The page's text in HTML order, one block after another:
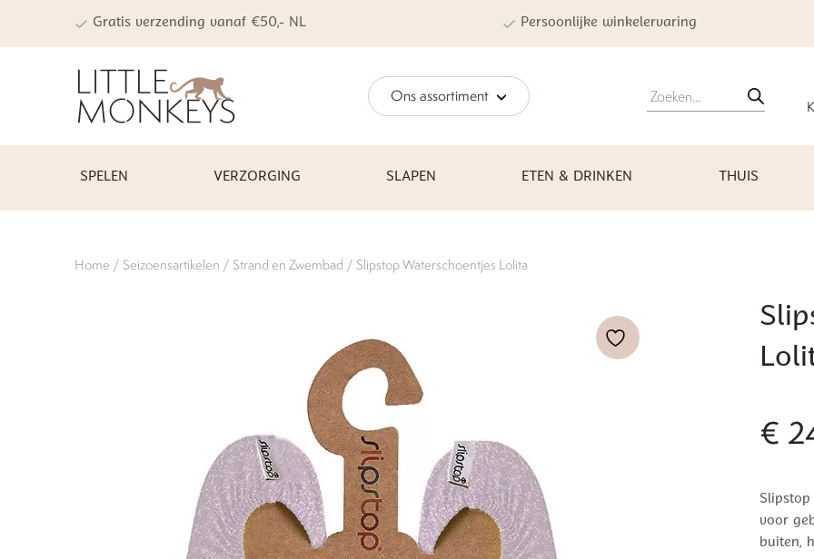
Gratis verzending vanaf €50,- NL Persoonlijke winkelervaring
Ons assortiment Producten
zoeken
SPELEN VERZORGING SLAPEN ETEN & DRINKEN THUIS
Home / Seizoensartikelen / Strand en Zwembad / Slipstop Waterschoentjes Lolita
€
Slipstop
voor
buiten,